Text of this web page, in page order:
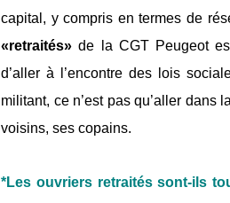
capital, y compris en termes de
«retraités» de la CGT Peugeot
d’aller à l’encontre des lois
militant, ce n’est pas qu’aller dans
voisins, ses copains.
*Les ouvriers retraités sont-ils